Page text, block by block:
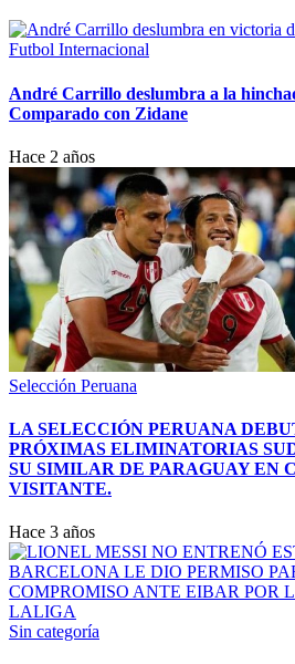
Futbol Internacional
André Carrillo deslumbra a la
Comparado con Zidane
Hace 2 años
Selección Peruana
LA SELECCIÓN PERUANA
PRÓXIMAS ELIMINATORIAS
SU SIMILAR DE PARAGUAY EN
VISITANTE.
Hace 3 años
Sin categoría